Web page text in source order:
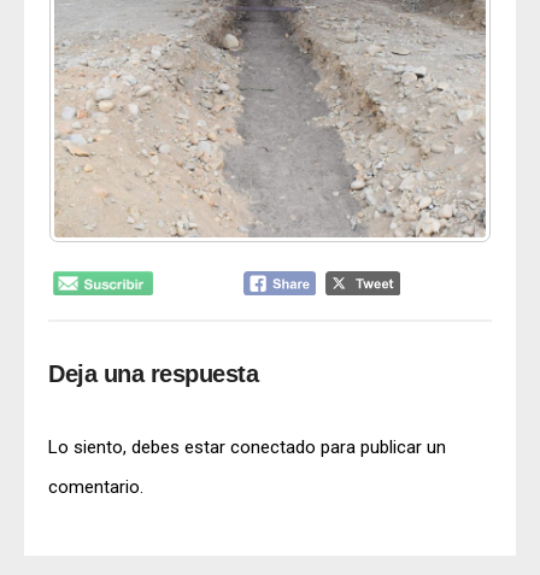
Deja una respuesta
Lo siento, debes estar conectado para publicar un
comentario.